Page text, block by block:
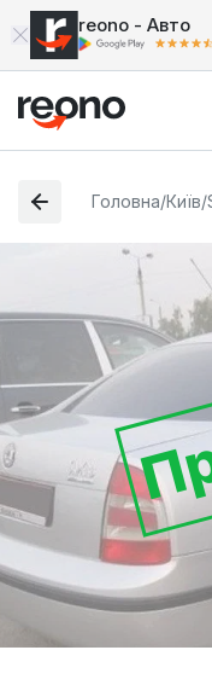
reono - Авто
Головна/Київ/